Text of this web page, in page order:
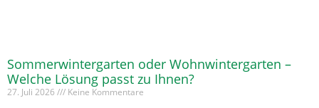
Sommerwintergarten oder Wohnwintergarten –
Welche Lösung passt zu Ihnen?
27. Juli 2026 Keine Kommentare